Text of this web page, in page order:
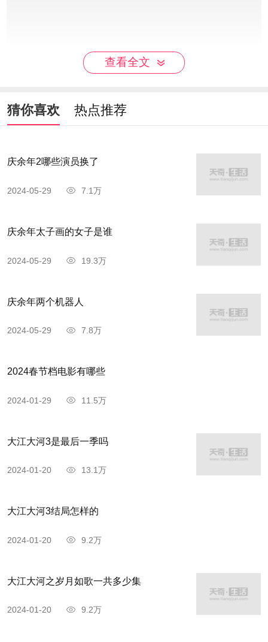
民间信仰：一般民间信仰、预言书及文学作品
龙图阁直学士包拯、宋相范仲淹、文天祥和《白蛇
世。
查看全文
猜你喜欢 热点推荐
庆余年2哪些演员换了
2024-05-29 7.1万
庆余年太子画的女子是谁
2024-05-29 19.3万
庆余年两个机器人
2024-05-29 7.8万
2024春节档电影有哪些
2024-01-29 11.5万
大江大河3是最后一季吗
2024-01-20 13.1万
大江大河3结局怎样的
2024-01-20 9.2万
大江大河之岁月如歌一共多少集
2024-01-20 9.2万